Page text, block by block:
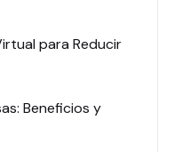
para Reducir
Beneficios y